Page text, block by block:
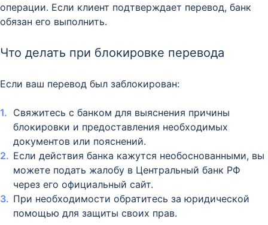
операции. Если клиент подтверждает перевод, банк
обязан его выполнить.​
Что делать при блокировке перевода
Если ваш перевод был заблокирован:
Свяжитесь с банком для выяснения причины
блокировки и предоставления необходимых
документов или пояснений.​
Если действия банка кажутся необоснованными, вы
можете подать жалобу в Центральный банк РФ
через его официальный сайт.​
При необходимости обратитесь за юридической
помощью для защиты своих прав.​